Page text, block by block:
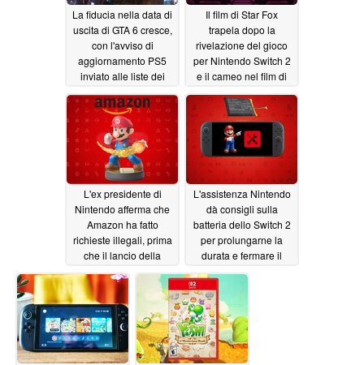
La fiducia nella data di
uscita di GTA 6 cresce,
con l'avviso di
aggiornamento PS5
inviato alle liste dei
desideri di PS4
05/09/2026
Il film di Star Fox
trapela dopo la
rivelazione del gioco
per Nintendo Switch 2
e il cameo nel film di
Mario05/08/2026
L'ex presidente di
Nintendo afferma che
Amazon ha fatto
richieste illegali, prima
che il lancio della
Switch 2 rinnovasse le
tensioni05/02/2026
L'assistenza Nintendo
dà consigli sulla
batteria dello Switch 2
per prolungarne la
durata e fermare il
gonfiore05/01/2026